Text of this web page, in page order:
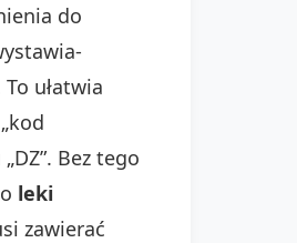
do
ułatwia
Bez tego
leki
zawierać